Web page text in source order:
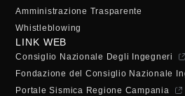
Amministrazione Trasparente
Whistleblowing
LINK WEB
Consiglio Nazionale Degli Ingegneri
Fondazione del Consiglio Nazionale
Portale Sismica Regione Campania